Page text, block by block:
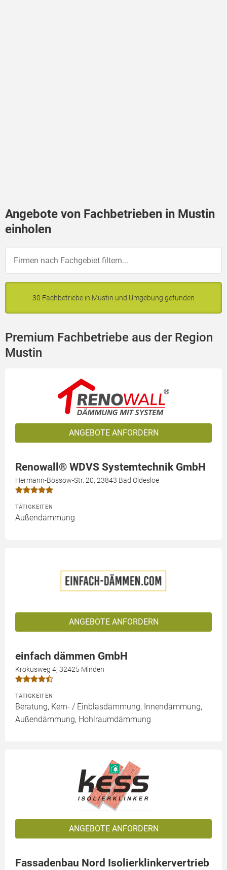
Angebote von Fachbetrieben in Mustin
einholen
30 Fachbetriebe in Mustin und Umgebung gefunden
Premium Fachbetriebe aus der Region
Mustin
ANGEBOTE ANFORDERN
Renowall® WDVS Systemtechnik GmbH
Hermann-Bössow-Str. 20, 23843 Bad Oldesloe
TÄTIGKEITEN
Außendämmung
ANGEBOTE ANFORDERN
einfach dämmen GmbH
Krokusweg 4, 32425 Minden
TÄTIGKEITEN
Beratung, Kern- / Einblasdämmung, Innendämmung,
Außendämmung, Hohlraumdämmung
ANGEBOTE ANFORDERN
Fassadenbau Nord Isolierklinkervertrieb